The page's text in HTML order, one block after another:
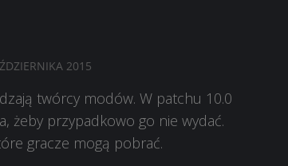
2015
twórcy modów. W patchu 10.0
żeby przypadkowo go nie wydać.
gracze mogą pobrać.